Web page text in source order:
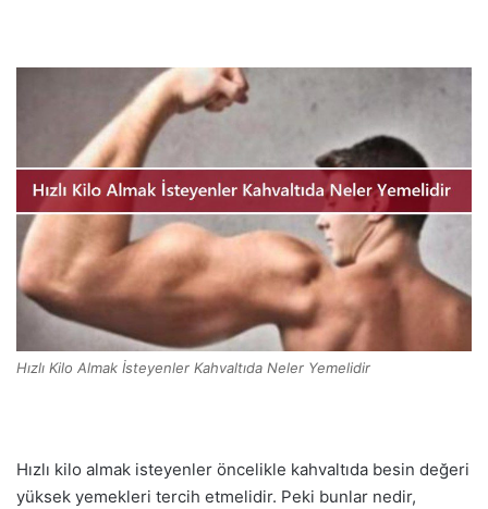
Hızlı Kilo Almak İsteyenler Kahvaltıda Neler Yemelidir
Hızlı kilo almak isteyenler öncelikle kahvaltıda besin değeri
yüksek yemekleri tercih etmelidir. Peki bunlar nedir,